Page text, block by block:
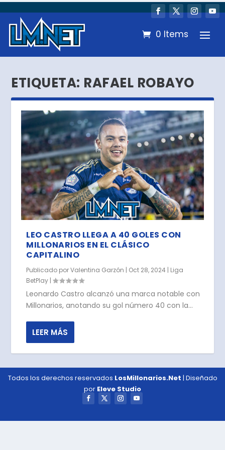
0 Items
ETIQUETA: RAFAEL ROBAYO
LEO CASTRO LLEGA A 40 GOLES CON
MILLONARIOS EN EL CLÁSICO
CAPITALINO
Publicado porValentina Garzón | Oct 28, 2024 | Liga
BetPlay |
Leonardo Castro alcanzó una marca notable con
Millonarios, anotando su gol número 40 con la...
LEER MÁS
Todos los derechos reservados LosMillonarios.Net | Diseñado
por Eleve Studio